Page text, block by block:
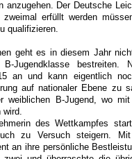
anzugehen. Der Deutsche
zweimal erfüllt werden
qualifizieren.
geht es in diesem Jahr
Jugendklasse bestreiten.
an und kann eigentlich
auf nationaler Ebene zu
weiblichen B-Jugend, wo
wird.
des Wettkampfes
zu Versuch steigern.
an ihre persönliche